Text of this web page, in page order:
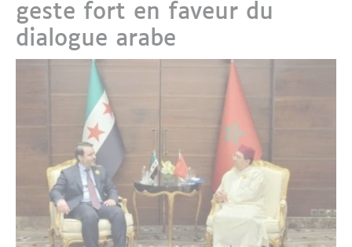
geste fort en faveur du
dialogue arabe